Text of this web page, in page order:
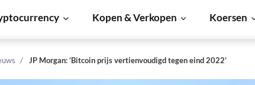
Kopen & Verkopen Koersen
JP Morgan: ‘Bitcoin prijs vertienvoudigd tegen eind 2022’